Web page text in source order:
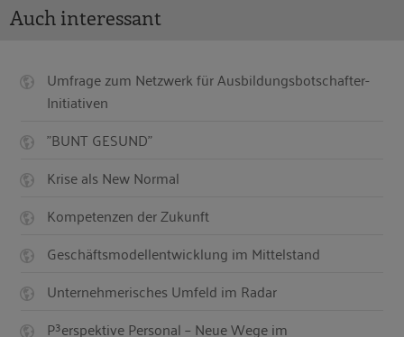
Auch interessant
Umfrage zum Netzwerk für Ausbildungsbotschafter-
Initiativen
"BUNT GESUND"
Krise als New Normal
Kompetenzen der Zukunft
Geschäftsmodellentwicklung im Mittelstand
Unternehmerisches Umfeld im Radar
P³erspektive Personal – Neue Wege im